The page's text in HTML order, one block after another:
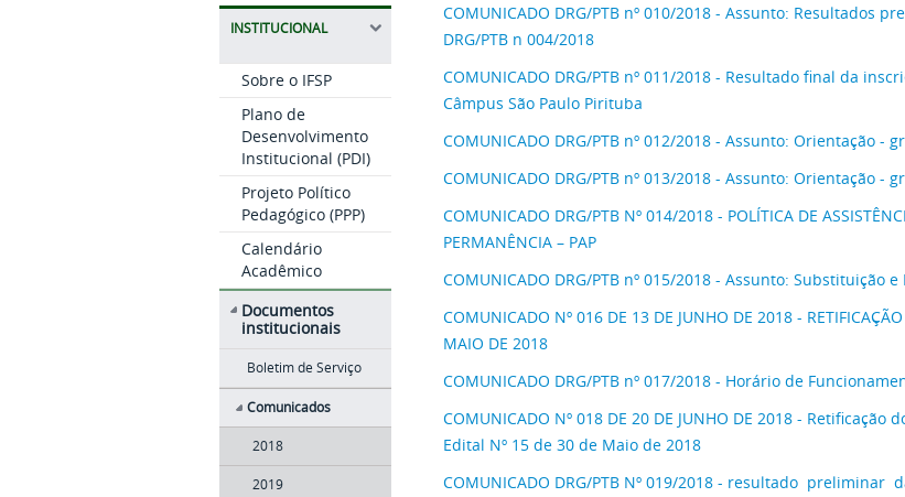
INSTITUCIONAL
Sobre o IFSP
Plano de
Desenvolvimento
Institucional (PDI)
Projeto Político
Pedagógico (PPP)
Calendário
Acadêmico
Documentos
institucionais
Boletim de Serviço
Comunicados
2018
2019
COMUNICADO DRG/PTB nº 010/2018 - Assunto: Resultados
DRG/PTB n 004/2018
COMUNICADO DRG/PTB nº 011/2018 - Resultado final da
Câmpus São Paulo Pirituba
COMUNICADO DRG/PTB nº 012/2018 - Assunto: Orientação -
COMUNICADO DRG/PTB nº 013/2018 - Assunto: Orientação -
COMUNICADO DRG/PTB Nº 014/2018 - POLÍTICA DE
PERMANÊNCIA – PAP
COMUNICADO DRG/PTB nº 015/2018 - Assunto: Substituição
COMUNICADO Nº 016 DE 13 DE JUNHO DE 2018 -
MAIO DE 2018
COMUNICADO DRG/PTB nº 017/2018 - Horário de
COMUNICADO Nº 018 DE 20 DE JUNHO DE 2018 -
Edital Nº 15 de 30 de Maio de 2018
COMUNICADO DRG/PTB Nº 019/2018 - resultado preliminar